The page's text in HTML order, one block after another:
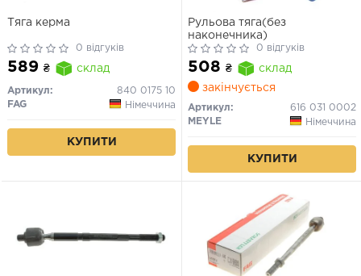
Тяга керма
0 відгуків
589 ₴ склад
Артикул:
840 0175 10
FAG
Німеччина
КУПИТИ
Рульова тяга(без
наконечника)
0 відгуків
508 ₴
склад
закінчується
Артикул:
616 031 0002
MEYLE
Німеччина
КУПИТИ